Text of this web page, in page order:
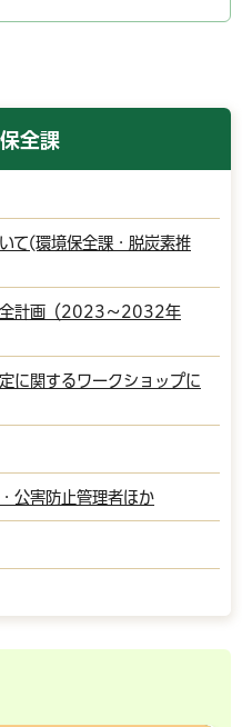
全課
て(環境保全課・脱炭素推
全計画（2023～2032年
に関するワークショップに
公害防止管理者ほか